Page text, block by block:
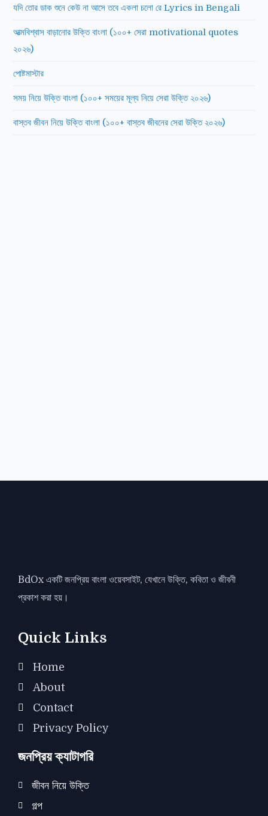
যদি তোর ডাক শুনে কেউ না আসে তবে একলা চলো রে Lyrics in Bengali
আত্মবিশ্বাস বাড়ানোর উক্তি বাংলা (১০০+ সেরা motivational quotes
২০২৬)
পোষ্টমাস্টার
সময় নিয়ে উক্তি বাংলা (১০০+ সময়ের মূল্য নিয়ে সেরা উক্তি ২০২৬)
বাস্তব জীবন নিয়ে উক্তি বাংলা (১০০+ বাস্তব জীবনের সেরা উক্তি ২০২৬)
BdOx একটি জনপ্রিয় বাংলা ওয়েবসাইট, যেখানে উক্তি, কবিতা ও জীবনী
প্রকাশ করা হয়।
Quick Links
Home
About
Contact
Privacy Policy
জনপ্রিয় ক্যাটাগরি
জীবন নিয়ে উক্তি
গল্প